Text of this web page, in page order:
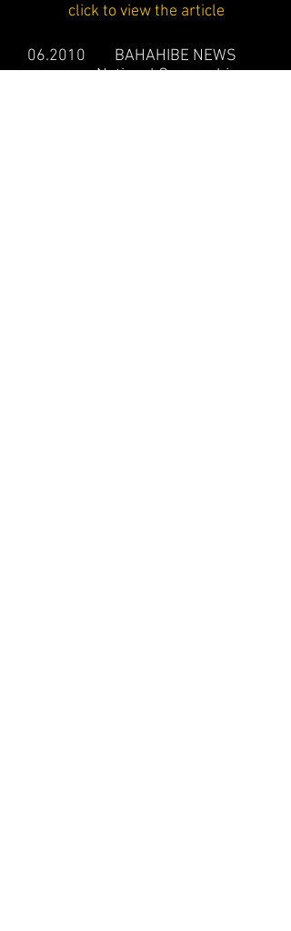
click to view the article
06.2010 BAHAHIBE NEWS
National Geographics